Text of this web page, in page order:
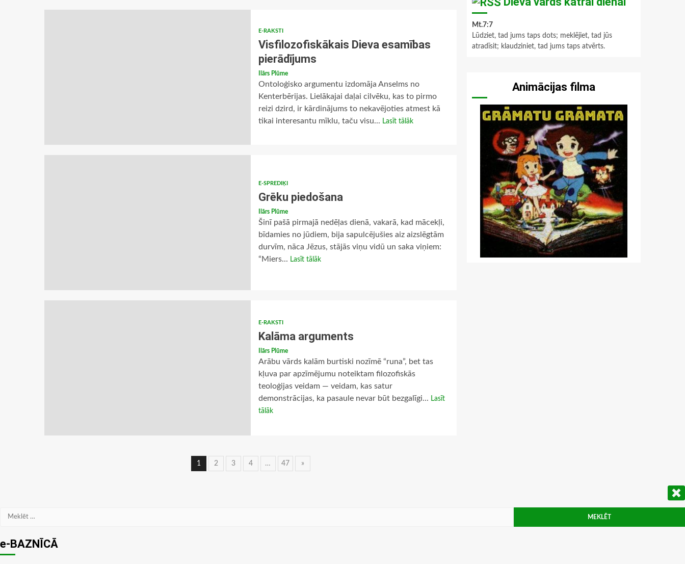
E-RAKSTI
Visfilozofiskākais Dieva esamības
pierādījums
Ilārs Plūme
Ontoloģisko argumentu izdomāja Anselms no
Kenterbērijas. Lielākajai daļai cilvēku, kas to pirmo
reizi dzird, ir kārdinājums to nekavējoties atmest kā
tikai interesantu mīklu, taču visu... Lasīt tālāk
E-SPREDIĶI
Grēku piedošana
Ilārs Plūme
Šinī pašā pirmajā nedēļas dienā, vakarā, kad mācekļi,
bīdamies no jūdiem, bija sapulcējušies aiz aizslēgtām
durvīm, nāca Jēzus, stājās viņu vidū un saka viņiem:
“Miers... Lasīt tālāk
E-RAKSTI
Kalāma arguments
Ilārs Plūme
Arābu vārds kalām burtiski nozīmē “runa”, bet tas
kļuva par apzīmējumu noteiktam filozofiskās
teoloģijas veidam — veidam, kas satur
demonstrācijas, ka pasaule nevar būt bezgalīgi... Lasīt
tālāk
Ziņu
1 2 3 4 … 47 »
Mt.7:7
Lūdziet, tad jums taps dots; meklējiet, tad jūs
atradīsit; klaudziniet, tad jums taps atvērts.
Animācijas filma
Meklēt:
e-BAZNĪCĀ